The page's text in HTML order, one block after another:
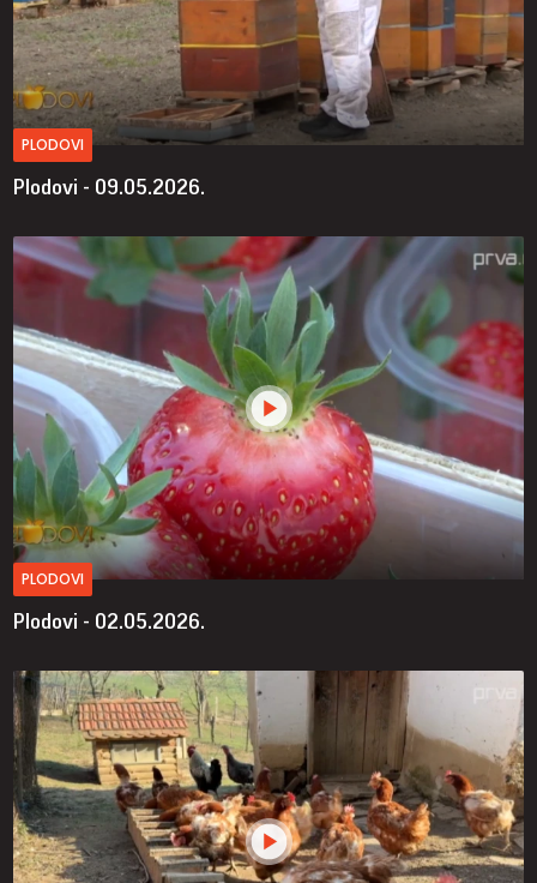
PLODOVI
Plodovi - 09.05.2026.
PLODOVI
Plodovi - 02.05.2026.